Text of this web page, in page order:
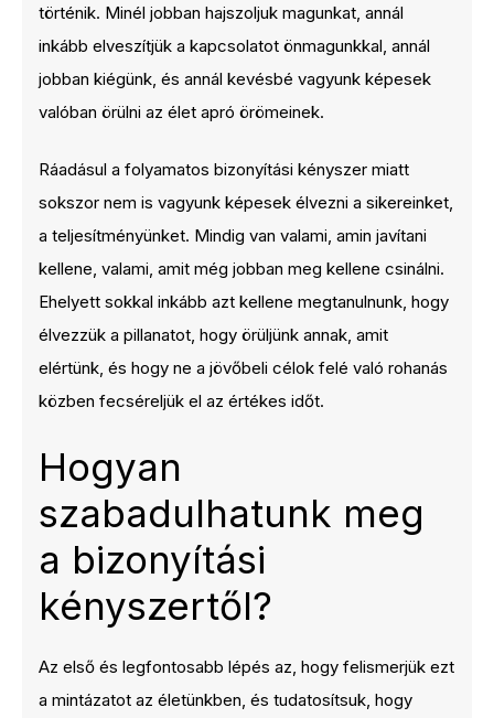
történik. Minél jobban hajszoljuk magunkat, annál
inkább elveszítjük a kapcsolatot önmagunkkal, annál
jobban kiégünk, és annál kevésbé vagyunk képesek
valóban örülni az élet apró örömeinek.
Ráadásul a folyamatos bizonyítási kényszer miatt
sokszor nem is vagyunk képesek élvezni a sikereinket,
a teljesítményünket. Mindig van valami, amin javítani
kellene, valami, amit még jobban meg kellene csinálni.
Ehelyett sokkal inkább azt kellene megtanulnunk, hogy
élvezzük a pillanatot, hogy örüljünk annak, amit
elértünk, és hogy ne a jövőbeli célok felé való rohanás
közben fecséreljük el az értékes időt.
Hogyan
szabadulhatunk meg
a bizonyítási
kényszertől?
Az első és legfontosabb lépés az, hogy felismerjük ezt
a mintázatot az életünkben, és tudatosítsuk, hogy